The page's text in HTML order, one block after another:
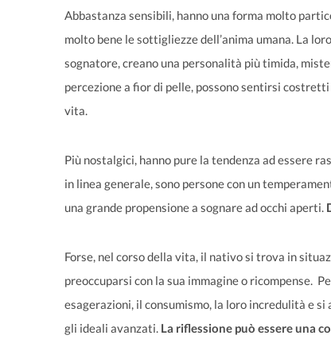
Abbastanza sensibili, hanno una forma molto
molto bene le sottigliezze dell’anima umana. La
sognatore, creano una personalità più timida,
percezione a fior di pelle, possono sentirsi
vita.
Più nostalgici, hanno pure la tendenza ad essere
in linea generale, sono persone con un
una grande propensione a sognare ad occhi aperti.
Forse, nel corso della vita, il nativo si trova in
preoccuparsi con la sua immagine o ricompense.
esagerazioni, il consumismo, la loro incredulità e
gli ideali avanzati. La riflessione può essere una